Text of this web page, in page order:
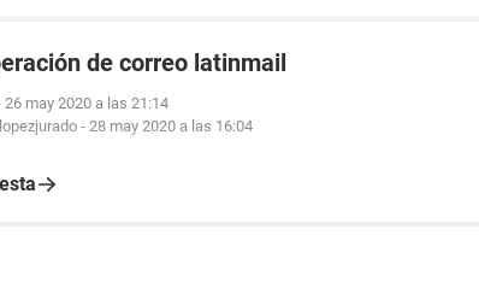
de correo latinmail
26 may 2020 a las 21:14
- 28 may 2020 a las 16:04